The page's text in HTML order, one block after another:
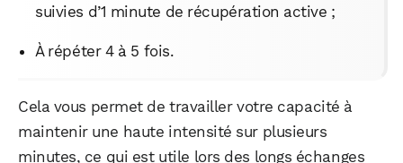
suivies d’1 minute de récupération active ;
À répéter 4 à 5 fois.
Cela vous permet de travailler votre capacité à
maintenir une haute intensité sur plusieurs
minutes, ce qui est utile lors des longs échanges
Facebook